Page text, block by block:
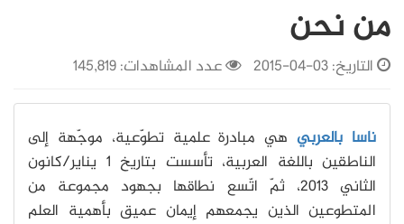
من نحن
التاريخ:03-04-2015 عدد المشاهدات: 145,819
ناسا بالعربيهي مبادرة علمية تطوّعية، موجّهة إلى
الناطقين باللغة العربية، تأسست بتاريخ 1 يناير/كانون
الثاني 2013، ثمّ اتّسع نطاقها بجهود مجموعة من
المتطوعين الذين يجمعهم إيمان عميق بأهمية العلم